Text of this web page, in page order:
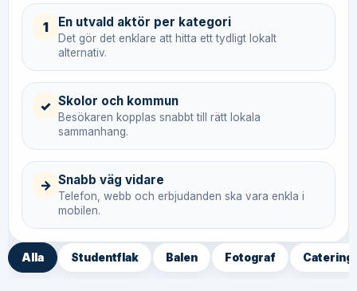
1 En utvald aktör per kategori
Det gör det enklare att hitta ett tydligt lokalt
alternativ.
✓ Skolor och kommun
Besökaren kopplas snabbt till rätt lokala
sammanhang.
→ Snabb väg vidare
Telefon, webb och erbjudanden ska vara enkla i
mobilen.
Alla Studentflak Balen Fotograf Catering